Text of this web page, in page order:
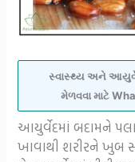
સ્વાસ્થ્ય અને
મેળવવા માટે
આયુર્વેદમાં બદામને
ખાવાથી શરીરને ખુબ